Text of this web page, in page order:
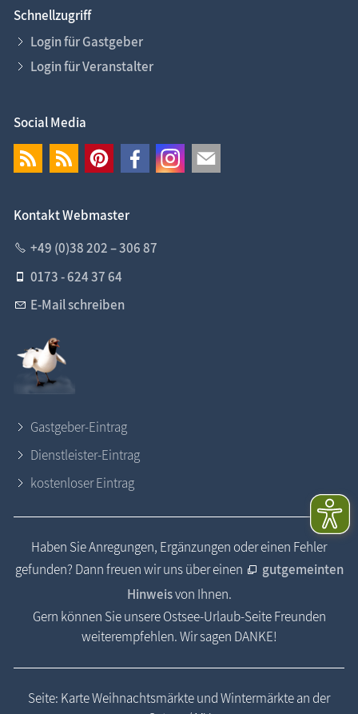
Schnellzugriff
Login für Gastgeber
Login für Veranstalter
Social Media
Kontakt Webmaster
+49 (0)38 202 – 306 87
0173 - 624 37 64
E-Mail schreiben
Gastgeber-Eintrag
Dienstleister-Eintrag
kostenloser Eintrag
Haben Sie Anregungen, Ergänzungen oder einen Fehler
gefunden? Dann freuen wir uns über einen
gutgemeinten
Hinweisvon Ihnen.
Gern können Sie unsere Ostsee-Urlaub-Seite Freunden
weiterempfehlen. Wir sagen DANKE!
Seite: Karte Weihnachtsmärkte und Wintermärkte an der